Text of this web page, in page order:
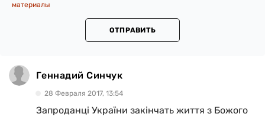
материалы
ОТПРАВИТЬ
Геннадий Синчук
28 Февраля 2017, 13:54
Запроданці України закінчать життя з Божого